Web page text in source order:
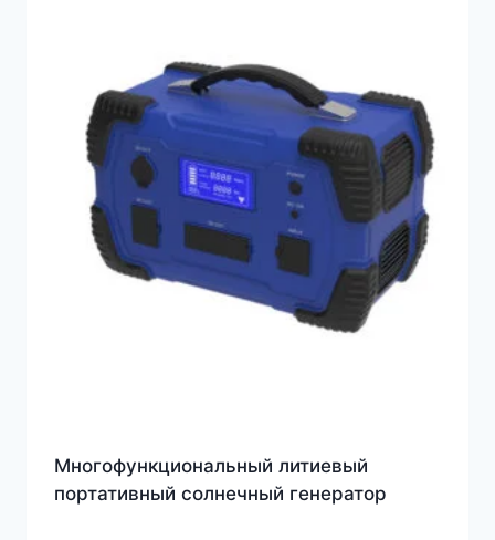
Многофункциональный литиевый
портативный солнечный генератор